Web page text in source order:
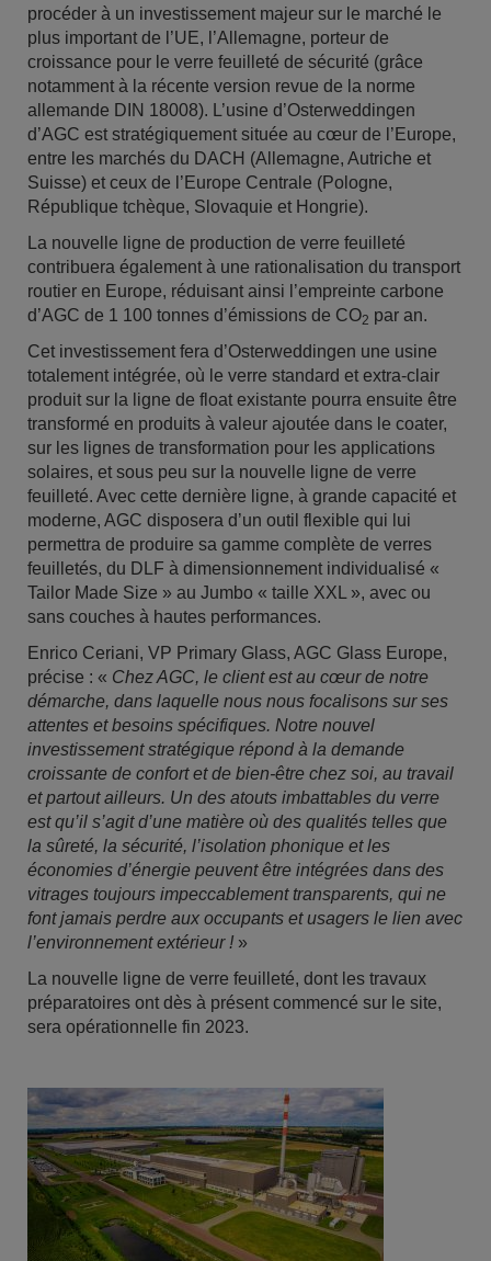
procéder à un investissement majeur sur le marché le
plus important de l’UE, l’Allemagne, porteur de
croissance pour le verre feuilleté de sécurité (grâce
notamment à la récente version revue de la norme
allemande DIN 18008). L’usine d’Osterweddingen
d’AGC est stratégiquement située au cœur de l’Europe,
entre les marchés du DACH (Allemagne, Autriche et
Suisse) et ceux de l’Europe Centrale (Pologne,
République tchèque, Slovaquie et Hongrie).
La nouvelle ligne de production de verre feuilleté
contribuera également à une rationalisation du transport
routier en Europe, réduisant ainsi l’empreinte carbone
d’AGC de 1 100 tonnes d’émissions de CO2 par an.
Cet investissement fera d’Osterweddingen une usine
totalement intégrée, où le verre standard et extra-clair
produit sur la ligne de float existante pourra ensuite être
transformé en produits à valeur ajoutée dans le coater,
sur les lignes de transformation pour les applications
solaires, et sous peu sur la nouvelle ligne de verre
feuilleté. Avec cette dernière ligne, à grande capacité et
moderne, AGC disposera d’un outil flexible qui lui
permettra de produire sa gamme complète de verres
feuilletés, du DLF à dimensionnement individualisé «
Tailor Made Size » au Jumbo « taille XXL », avec ou
sans couches à hautes performances.
Enrico Ceriani, VP Primary Glass, AGC Glass Europe,
précise : « Chez AGC, le client est au cœur de notre
démarche, dans laquelle nous nous focalisons sur ses
attentes et besoins spécifiques. Notre nouvel
investissement stratégique répond à la demande
croissante de confort et de bien-être chez soi, au travail
et partout ailleurs. Un des atouts imbattables du verre
est qu’il s’agit d’une matière où des qualités telles que
la sûreté, la sécurité, l’isolation phonique et les
économies d’énergie peuvent être intégrées dans des
vitrages toujours impeccablement transparents, qui ne
font jamais perdre aux occupants et usagers le lien avec
l’environnement extérieur ! »
La nouvelle ligne de verre feuilleté, dont les travaux
préparatoires ont dès à présent commencé sur le site,
sera opérationnelle fin 2023.